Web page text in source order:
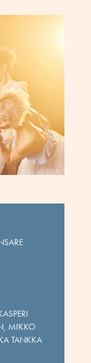
MIKKO
TANKKA